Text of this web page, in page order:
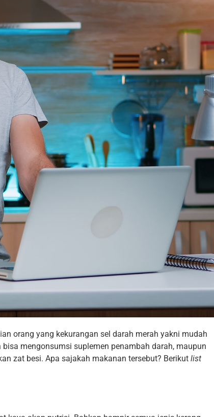
orang yang kekurangan sel darah merah yakni mudah
mengonsumsi suplemen penambah darah, maupun
zat besi. Apa sajakah makanan tersebut? Berikut list